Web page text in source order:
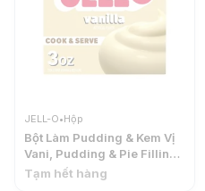
JELL-O•Hộp
Bột Làm Pudding & Kem Vị
Vani, Pudding & Pie Filling,
Vanilla, 3 oz (85g) - JELL-O
Tạm hết hàng